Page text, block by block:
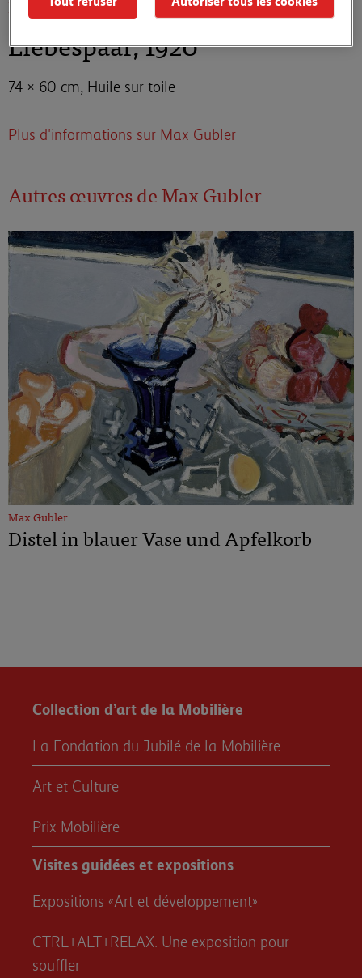
Max Gubler
Liebespaar, 1920
74 × 60 cm, Huile sur toile
Plus d'informations sur Max Gubler
Autres œuvres de Max Gubler
Max Gubler
Distel in blauer Vase und Apfelkorb
Collection d’art de la Mobilière
La Fondation du Jubilé de la Mobilière
Art et Culture
Prix Mobilière
Visites guidées et expositions
Expositions «Art et développement»
CTRL+ALT+RELAX. Une exposition pour
souffler